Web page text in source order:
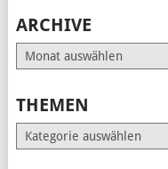
ARCHIVE
Archive
THEMEN
Themen